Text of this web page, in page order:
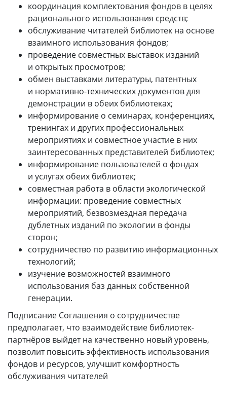
координация комплектования фондов в целях
рационального использования средств;
обслуживание читателей библиотек на основе
взаимного использования фондов;
проведение совместных выставок изданий
и открытых просмотров;
обмен выставками литературы, патентных
и нормативно-технических документов для
демонстрации в обеих библиотеках;
информирование о семинарах, конференциях,
тренингах и других профессиональных
мероприятиях и совместное участие в них
заинтересованных представителей библиотек;
информирование пользователей о фондах
и услугах обеих библиотек;
совместная работа в области экологической
информации: проведение совместных
мероприятий, безвозмездная передача
дублетных изданий по экологии в фонды
сторон;
сотрудничество по развитию информационных
технологий;
изучение возможностей взаимного
использования баз данных собственной
генерации.
Подписание Соглашения о сотрудничестве
предполагает, что взаимодействие библиотек-
партнёров выйдет на качественно новый уровень,
позволит повысить эффективность использования
фондов и ресурсов, улучшит комфортность
обслуживания читателей